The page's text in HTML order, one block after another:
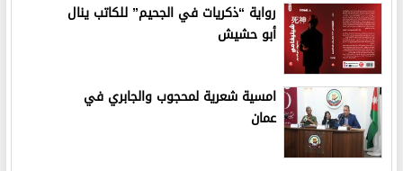
رواية “ذكريات في الجحيم” للكاتب ينال
أبو حشيش
امسية شعرية لمحجوب والجابري في
عمان